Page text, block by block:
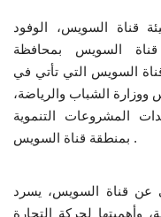
أخبار
ناصر للقيادة الدولية
منحة ناصر للقيادة الدولية
المواطن العالمي
قناة السويس، الوفود
السويس بمحافظة
السويس التي تأتي في
ووزارة الشباب والرياضة،
المشروعات التنموية
بمنطقة قناة السويس .
عن قناة السويس، يسرد
وأهميتها لحركة التجارة